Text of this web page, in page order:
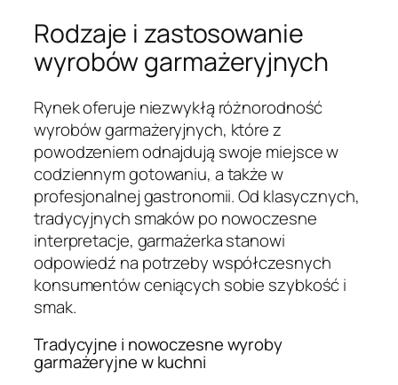
Rodzaje i zastosowanie
wyrobów garmażeryjnych
Rynek oferuje niezwykłą różnorodność
wyrobów garmażeryjnych, które z
powodzeniem odnajdują swoje miejsce w
codziennym gotowaniu, a także w
profesjonalnej gastronomii. Od klasycznych,
tradycyjnych smaków po nowoczesne
interpretacje, garmażerka stanowi
odpowiedź na potrzeby współczesnych
konsumentów ceniących sobie szybkość i
smak.
Tradycyjne i nowoczesne wyroby
garmażeryjne w kuchni